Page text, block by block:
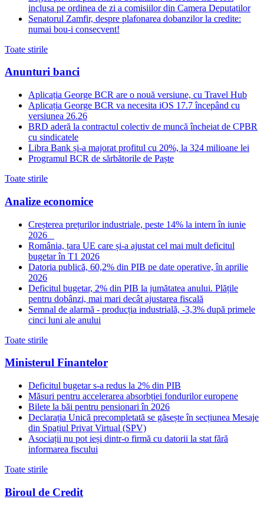
inclusa pe ordinea de zi a comisiilor din Camera Deputatilor
Senatorul Zamfir, despre plafonarea dobanzilor la credite:
numai bou-i consecvent!
Toate stirile
Anunturi banci
Aplicația George BCR are o nouă versiune, cu Travel Hub
Aplicația George BCR va necesita iOS 17.7 începând cu
versiunea 26.26
BRD aderă la contractul colectiv de muncă încheiat de CPBR
cu sindicatele
Libra Bank și-a majorat profitul cu 20%, la 324 milioane lei
Programul BCR de sărbătorile de Paște
Toate stirile
Analize economice
Creșterea prețurilor industriale, peste 14% la intern în iunie
2026
România, țara UE care și-a ajustat cel mai mult deficitul
bugetar în T1 2026
Datoria publică, 60,2% din PIB pe date operative, în aprilie
2026
Deficitul bugetar, 2% din PIB la jumătatea anului. Plățile
pentru dobânzi, mai mari decât ajustarea fiscală
Semnal de alarmă - producția industrială, -3,3% după primele
cinci luni ale anului
Toate stirile
Ministerul Finantelor
Deficitul bugetar s-a redus la 2% din PIB
Măsuri pentru accelerarea absorbției fondurilor europene
Bilete la băi pentru pensionari în 2026
Declarația Unică precompletată se găsește în secțiunea Mesaje
din Spațiul Privat Virtual (SPV)
Asociații nu pot ieși dintr-o firmă cu datorii la stat fără
informarea fiscului
Toate stirile
Biroul de Credit